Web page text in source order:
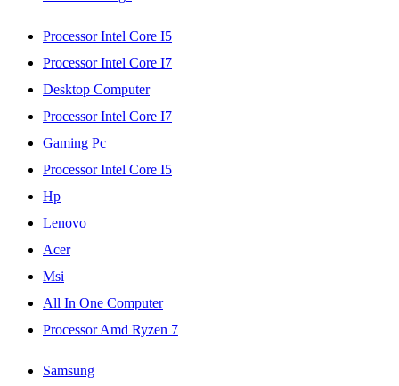
Processor Intel Core I5
Processor Intel Core I7
Desktop Computer
Processor Intel Core I7
Gaming Pc
Processor Intel Core I5
Hp
Lenovo
Acer
Msi
All In One Computer
Processor Amd Ryzen 7
Samsung